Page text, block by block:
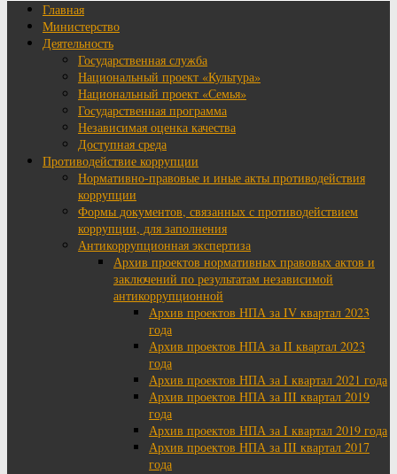
Главная
Министерство
Деятельность
Государственная служба
Национальный проект «Культура»
Национальный проект «Семья»
Государственная программа
Независимая оценка качества
Доступная среда
Противодействие коррупции
Нормативно-правовые и иные акты противодействия
коррупции
Формы документов, связанных с противодействием
коррупции, для заполнения
Антикоррупционная экспертиза
Архив проектов нормативных правовых актов и
заключений по результатам независимой
антикоррупционной
Архив проектов НПА за IV квартал 2023
года
Архив проектов НПА за II квартал 2023
года
Архив проектов НПА за I квартал 2021 года
Архив проектов НПА за III квартал 2019
года
Архив проектов НПА за I квартал 2019 года
Архив проектов НПА за III квартал 2017
года